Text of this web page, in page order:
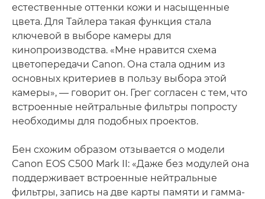
естественные оттенки кожи и насыщенные
цвета. Для Тайлера такая функция стала
ключевой в выборе камеры для
кинопроизводства. «Мне нравится схема
цветопередачи Canon. Она стала одним из
основных критериев в пользу выбора этой
камеры», — говорит он. Грег согласен с тем, что
встроенные нейтральные фильтры попросту
необходимы для подобных проектов.
Бен схожим образом отзывается о модели
Canon EOS C500 Mark II: «Даже без модулей она
поддерживает встроенные нейтральные
фильтры, запись на две карты памяти и гамма-